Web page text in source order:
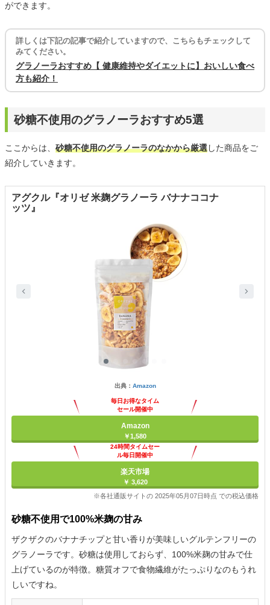
ができます。
詳しくは下記の記事で紹介していますので、こちらもチェックして
みてください。
グラノーラおすすめ【 健康維持やダイエットに】おいしい食べ
方も紹介！
砂糖不使用のグラノーラおすすめ5選
ここからは、 砂糖不使用のグラノーラのなかから厳選した商品をご
紹介していきます。
アグクル『オリゼ 米麹グラノーラ バナナココナ
ッツ』
出典： Amazon
毎日お得なタイム
セール開催中
Amazon
￥1,580
24時間タイムセー
ル毎日開催中
楽天市場
￥ 3,620
※各社通販サイトの 2025年05月07日時点 での税込価格
砂糖不使用で100%米麹の甘み
ザクザクのバナナチップと甘い香りが美味しいグルテンフリーの
グラノーラです。砂糖は使用しておらず、100%米麹の甘みで仕
上げているのが特徴。糖質オフで食物繊維がたっぷりなのもうれ
しいですね。